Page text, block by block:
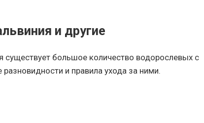
и другие
существует большое количество водорослевых с
и правила ухода за ними.